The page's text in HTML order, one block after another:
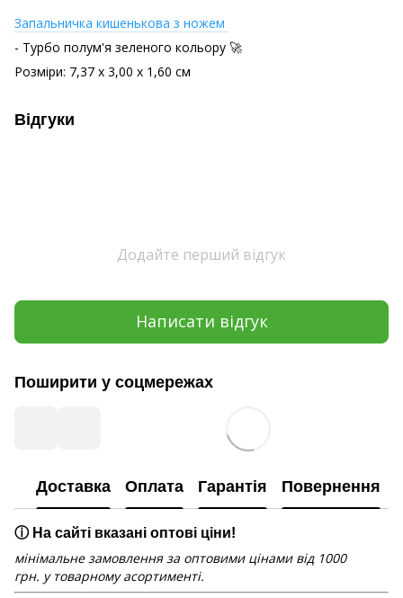
Запальничка кишенькова з ножем
- Турбо полум'я зеленого кольору 🚀
Розміри: 7,37 x 3,00 x 1,60 см
Відгуки
Додайте перший відгук
Написати відгук
Поширити у соцмережах
Доставка Оплата Гарантія Повернення
ⓘ На сайті вказані оптові ціни!
мінімальне замовлення за оптовими цінами від 1000
грн. у товарному асортименті.